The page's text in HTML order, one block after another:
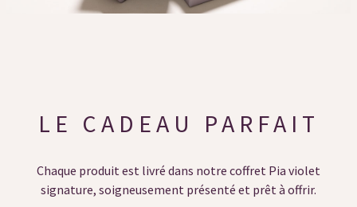
LE CADEAU PARFAIT
Chaque produit est livré dans notre coffret Pia violet
signature, soigneusement présenté et prêt à offrir.